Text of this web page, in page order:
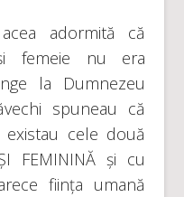
adormită că
femeie nu era
la Dumnezeu
spuneau că
cele două
FEMININĂ și cu
ființa umană